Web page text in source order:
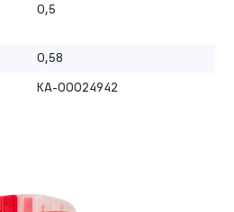
0,5
0,58
КА-00024942